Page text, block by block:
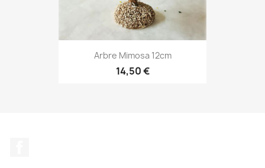
Arbre Mimosa 12cm
14,50 €